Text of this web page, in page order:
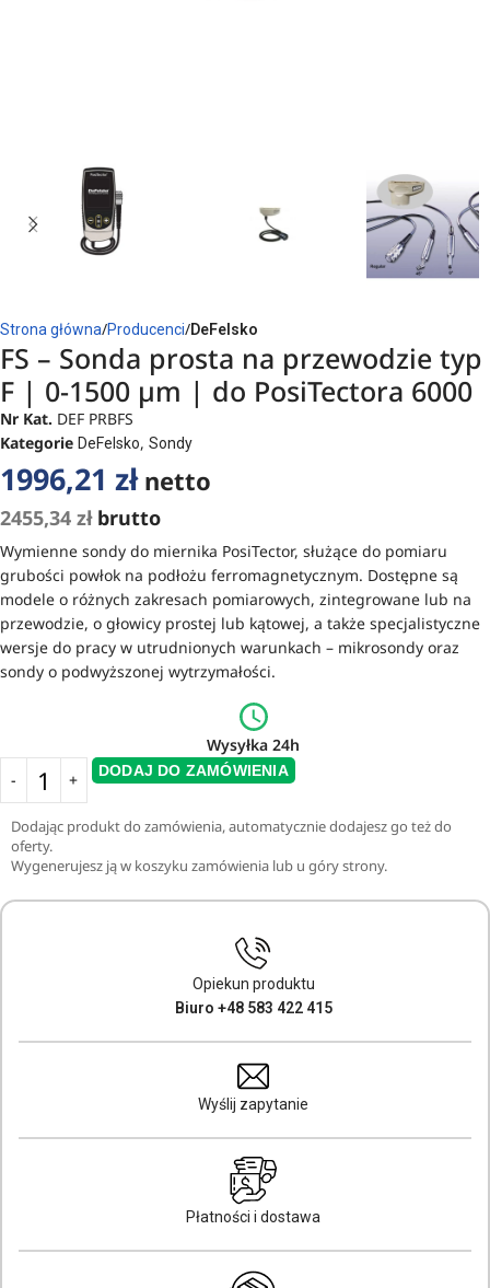
Strona główna Producenci DeFelsko
FS – Sonda prosta na przewodzie typ
F | 0-1500 µm | do PosiTectora 6000
Nr Kat. DEF PRBFS
Kategorie DeFelsko, Sondy
1996,21 złnetto
2455,34 złbrutto
Wymienne sondy do miernika PosiTector, służące do pomiaru
grubości powłok na podłożu ferromagnetycznym. Dostępne są
modele o różnych zakresach pomiarowych, zintegrowane lub na
przewodzie, o głowicy prostej lub kątowej, a także specjalistyczne
wersje do pracy w utrudnionych warunkach – mikrosondy oraz
sondy o podwyższonej wytrzymałości.
Wysyłka 24h
DODAJ DO ZAMÓWIENIA
Dodając produkt do zamówienia, automatycznie dodajesz go też do
oferty.
Wygenerujesz ją w koszyku zamówienia lub u góry strony.
Opiekun produktu
Biuro +48 583 422 415
Wyślij zapytanie
Płatności i dostawa